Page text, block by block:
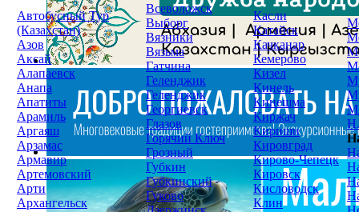
Автобусный Тур
(Казахстан)
Азов
Аксай
Алапаевск
Анапа
Апатиты
Арамиль
Аргаяш
Арзамас
Армавир
Артемовский
Арти
Архангельск
Всеволожск
Выборг
Вязники
Вязьма
Гатчина
Геленджик
Геленджик
Георгиевск
Глазов
Горячий Ключ
Грозный
Губкин
Губкинский
Гуково
Касли
Катайск
Качканар
Кемерово
Кизел
Кинель
Кинешма
Киржач
Кириши
Кировград
Кирово-Чепецк
Кировск
Кисловодск
Клин